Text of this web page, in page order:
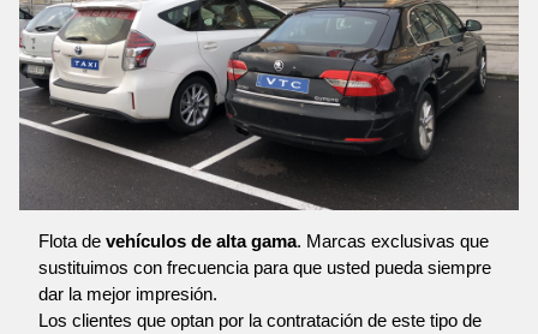
Flota de vehículos de alta gama. Marcas exclusivas que
sustituimos con frecuencia para que usted pueda siempre
dar la mejor impresión.
Los clientes que optan por la contratación de este tipo de